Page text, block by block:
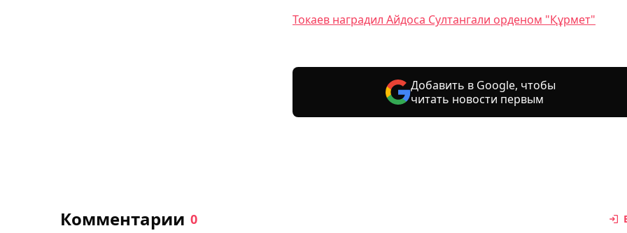
Токаев наградил Айдоса Султангали орденом "Құрмет"
Добавить в Google, чтобы
читать новости первым
Комментарии 0